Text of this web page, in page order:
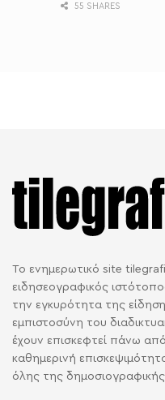
55 SHARES
Το ενημερωτικό site
ειδησεογραφικός
την εγκυρότητα της
εμπιστοσύνη του
έχουν επισκεφτεί πάνω
καθημερινή
όλης της